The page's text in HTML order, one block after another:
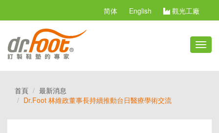
简体 English 觀光工廠
切
選
首頁
最新消息
Dr.Foot 林維政董事長持續推動台日醫療學術交流